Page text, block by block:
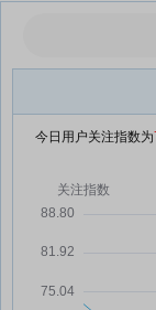
银继
浙农
06-10
今日用户关注指数为